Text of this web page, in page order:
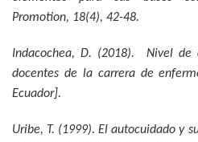
Promotion, 18(4), 42-48.
Indacochea, D. (2018). Nivel de
docentes de la carrera de
Ecuador].
Uribe, T. (1999). El autocuidado y